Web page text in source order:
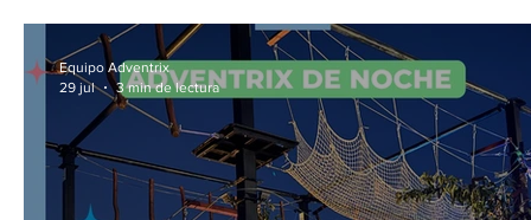
Equipo Adventrix
29 jul
3 min de lectura